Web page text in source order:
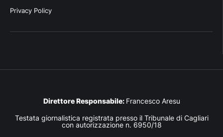
Privacy Policy
Direttore Responsabile: Francesco Aresu
Testata giornalistica registrata presso il Tribunale di Cagliari
con autorizzazione n. 6950/18